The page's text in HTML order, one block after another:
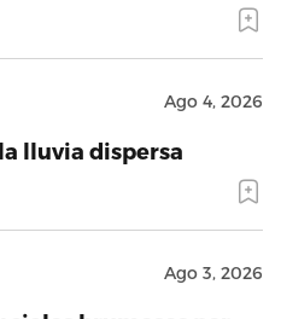
Ago 4, 2026
lluvia dispersa
Ago 3, 2026